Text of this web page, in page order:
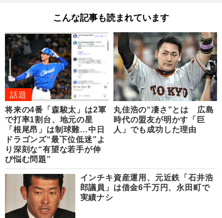
こんな記事も読まれています
話題
将来の4番「森駿太」は2軍
で打率1割台、地元の星
「根尾昂」は制球難…中日
ドラゴンズ“最下位低迷”よ
り深刻な“有望な若手が伸
び悩む問題”
丸佳浩の“凄さ”とは 広島
時代の盟友が明かす「巨
人」でも成功した理由
インチキ資産運用、元近鉄「石井浩
郎議員」は借金6千万円、永田町で
実績ナシ